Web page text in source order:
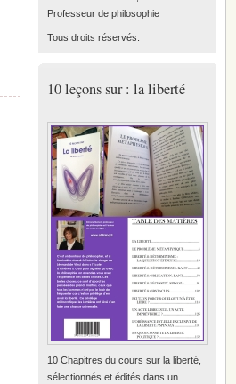
Professeur de philosophie
Tous droits réservés.
10 leçons sur : la liberté
10 Chapitres du cours sur la liberté,
sélectionnés et édités dans un